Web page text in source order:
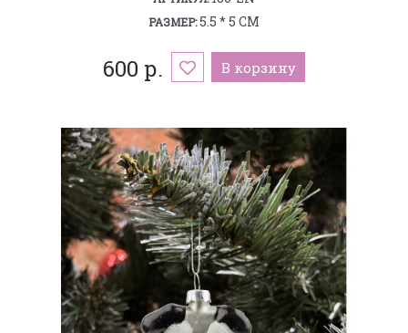
РАЗМЕР:5.5 * 5 СМ
600 р. В корзину